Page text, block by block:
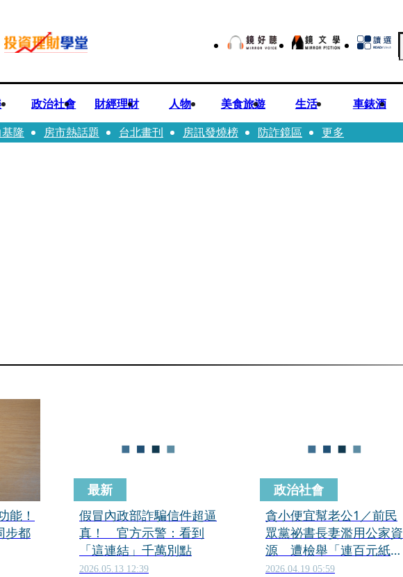
政治社會 財經理財 人物 美食旅遊 生活 車錶酒
隆 房市熱話題 台北畫刊 房訊發燒榜 防詐鏡區 更多
能！
步都
最新
假冒內政部詐騙信件超逼
真！ 官方示警：看到
「這連結」千萬別點
2026.05.13 12:39
政治社會
貪小便宜幫老公1／前民
眾黨祕書長妻濫用公家資
源 遭檢舉「連百元紙箱
郵資也要貪」
2026.04.19 05:59